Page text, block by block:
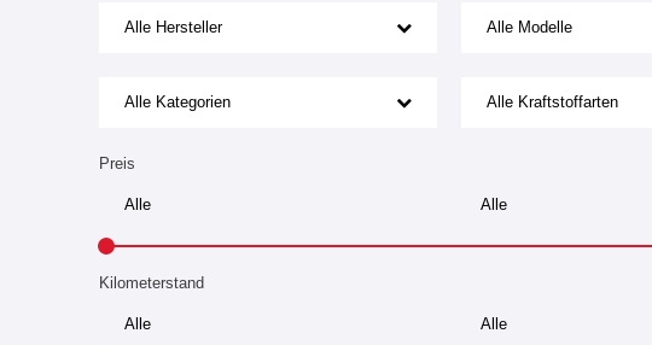
Alle Hersteller Alle Modelle
Alle Kategorien Alle Kraftstoffarten
Preis
Kilometerstand